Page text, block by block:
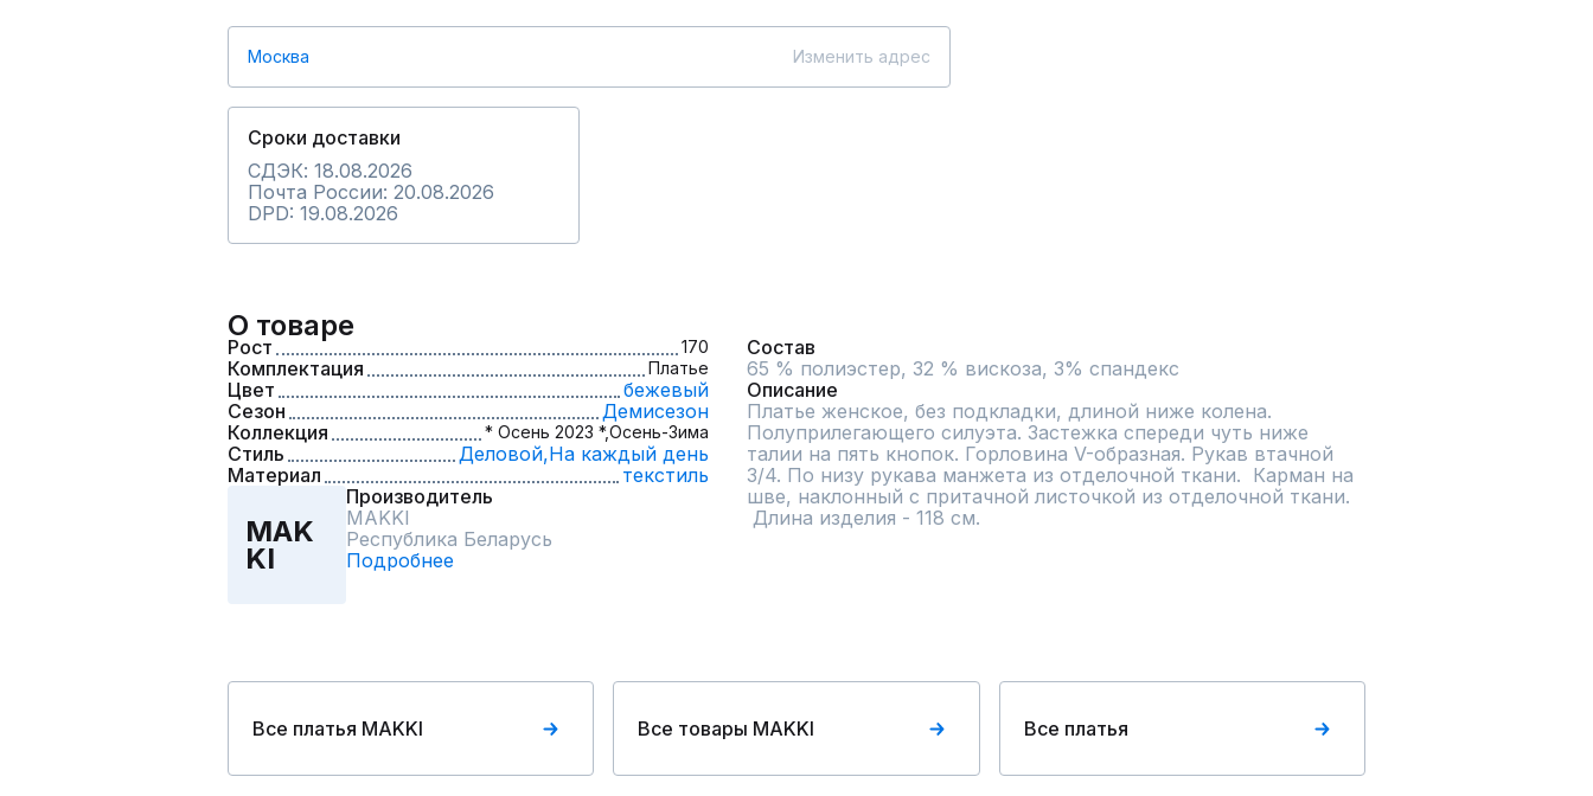
Москва Изменить адрес
Сроки доставки
СДЭК: 18.08.2026
Почта России: 20.08.2026
DPD: 19.08.2026
О товаре
Рост 170
Комплектация Платье
Цвет
бежевый
Сезон
Демисезон
Коллекция
* Осень 2023 *,Осень-Зима
Стиль Деловой,На каждый день
Материал
текстиль
MAK
KI
Производитель
MAKKI
Республика Беларусь
Подробнее
Состав
65 % полиэстер, 32 % вискоза, 3% спандекс
Описание
Платье женское, без подкладки, длиной ниже колена.
Полуприлегающего силуэта. Застежка спереди чуть ниже
талии на пять кнопок. Горловина V-образная. Рукав втачной
3/4. По низу рукава манжета из отделочной ткани.  Карман на
шве, наклонный с притачной листочкой из отделочной ткани.
Длина изделия - 118 см.
Все платья MAKKI Все товары MAKKI Все платья